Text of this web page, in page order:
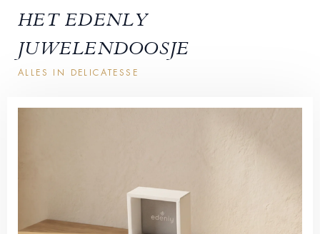
HET EDENLY
JUWELENDOOSJE
ALLES IN DELICATESSE